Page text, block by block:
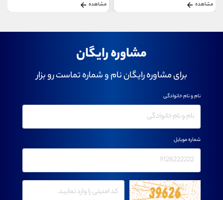
مشاهده مشاهده
مشاوره رایگان
برای مشاوره رایگان نام و شماره تماست رو بزار
نام و نام خانوادگی
شماره موبایل